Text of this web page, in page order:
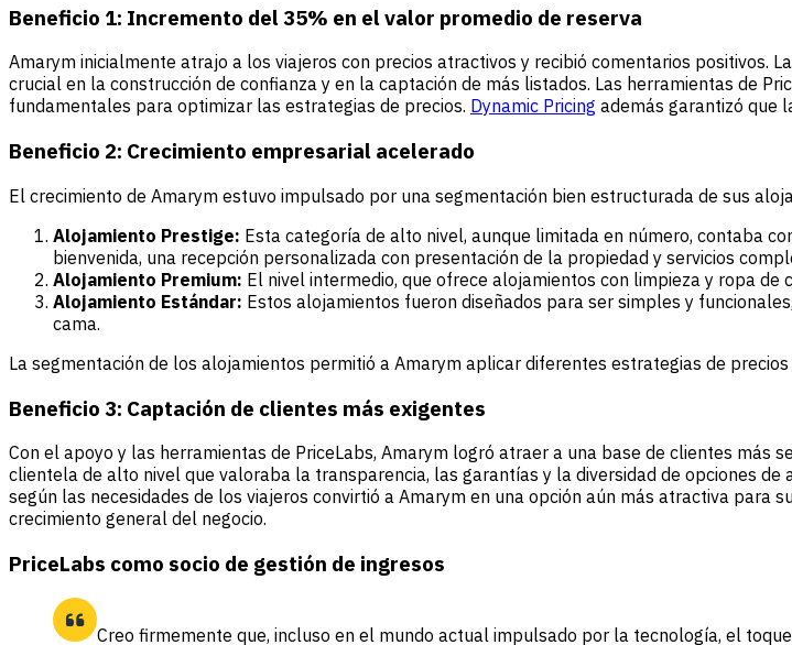
Beneficio 1: Incremento del 35% en el valor promedio de reserva
Amarym inicialmente atrajo a los viajeros con precios atractivos y recibió comentarios
crucial en la construcción de confianza y en la captación de más listados. Las herramientas de
fundamentales para optimizar las estrategias de precios. Dynamic Pricing además garantizó que
Beneficio 2: Crecimiento empresarial acelerado
El crecimiento de Amarym estuvo impulsado por una segmentación bien estructurada de sus
Alojamiento Prestige: Esta categoría de alto nivel, aunque limitada en número, contaba
bienvenida, una recepción personalizada con presentación de la propiedad y servicios
Alojamiento Premium: El nivel intermedio, que ofrece alojamientos con limpieza y ropa
Alojamiento Estándar: Estos alojamientos fueron diseñados para ser simples y
cama.
La segmentación de los alojamientos permitió a Amarym aplicar diferentes estrategias de
Beneficio 3: Captación de clientes más exigentes
Con el apoyo y las herramientas de PriceLabs, Amarym logró atraer a una base de clientes más
clientela de alto nivel que valoraba la transparencia, las garantías y la diversidad de opciones
según las necesidades de los viajeros convirtió a Amarym en una opción aún más atractiva
crecimiento general del negocio.
PriceLabs como socio de gestión de ingresos
Creo firmemente que, incluso en el mundo actual impulsado por la tecnología, el